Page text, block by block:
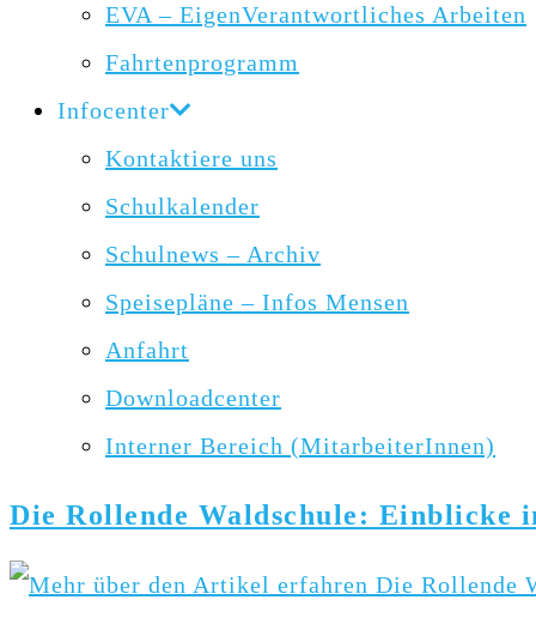
EVA – EigenVerantwortliches Arbeiten
Fahrtenprogramm
Infocenter
Kontaktiere uns
Schulkalender
Schulnews – Archiv
Speisepläne – Infos Mensen
Anfahrt
Downloadcenter
Interner Bereich (MitarbeiterInnen)
Die Rollende Waldschule: Einblicke